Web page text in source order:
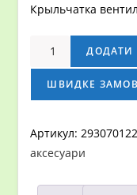
Крыльчатка
Крыльчатка
вентилятора
5.600-
062.0
ШВИДКЕ
Артикул:
аксесуари